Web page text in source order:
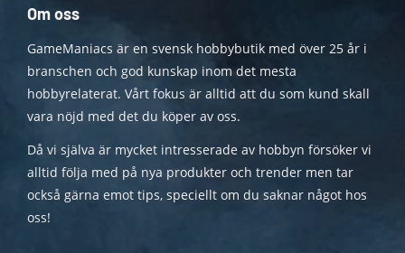
Om oss
GameManiacs är en svensk hobbybutik med över 25 år i
branschen och god kunskap inom det mesta
hobbyrelaterat. Vårt fokus är alltid att du som kund skall
vara nöjd med det du köper av oss.
Då vi själva är mycket intresserade av hobbyn försöker vi
alltid följa med på nya produkter och trender men tar
också gärna emot tips, speciellt om du saknar något hos
oss!